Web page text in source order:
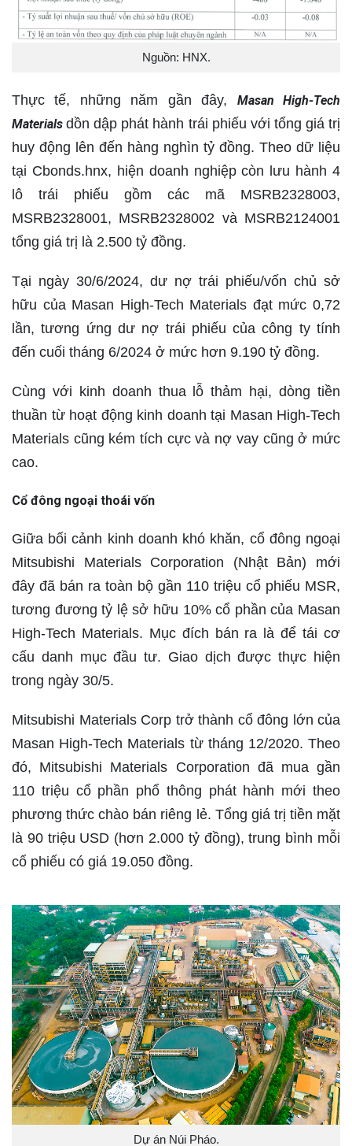
Nguồn: HNX.
Thực tế, những năm gần đây, Masan High-Tech
Materialsdồn dập phát hành trái phiếu với tổng giá trị
huy động lên đến hàng nghìn tỷ đồng. Theo dữ liệu
tại Cbonds.hnx, hiện doanh nghiệp còn lưu hành 4
lô trái phiếu gồm các mã MSRB2328003,
MSRB2328001, MSRB2328002 và MSRB2124001
tổng giá trị là 2.500 tỷ đồng.
Tại ngày 30/6/2024, dư nợ trái phiếu/vốn chủ sở
hữu của Masan High-Tech Materials đạt mức 0,72
lần, tương ứng dư nợ trái phiếu của công ty tính
đến cuối tháng 6/2024 ở mức hơn 9.190 tỷ đồng.
Cùng với kinh doanh thua lỗ thảm hại, dòng tiền
thuần từ hoạt động kinh doanh tại Masan High-Tech
Materials cũng kém tích cực và nợ vay cũng ở mức
cao.
Cổ đông ngoại thoái vốn
Giữa bối cảnh kinh doanh khó khăn, cổ đông ngoại
Mitsubishi Materials Corporation (Nhật Bản) mới
đây đã bán ra toàn bộ gần 110 triệu cổ phiếu MSR,
tương đương tỷ lệ sở hữu 10% cổ phần của Masan
High-Tech Materials. Mục đích bán ra là để tái cơ
cấu danh mục đầu tư. Giao dịch được thực hiện
trong ngày 30/5.
Mitsubishi Materials Corp trở thành cổ đông lớn của
Masan High-Tech Materials từ tháng 12/2020. Theo
đó, Mitsubishi Materials Corporation đã mua gần
110 triệu cổ phần phổ thông phát hành mới theo
phương thức chào bán riêng lẻ. Tổng giá trị tiền mặt
là 90 triệu USD (hơn 2.000 tỷ đồng), trung bình mỗi
cổ phiếu có giá 19.050 đồng.
Dự án Núi Pháo.